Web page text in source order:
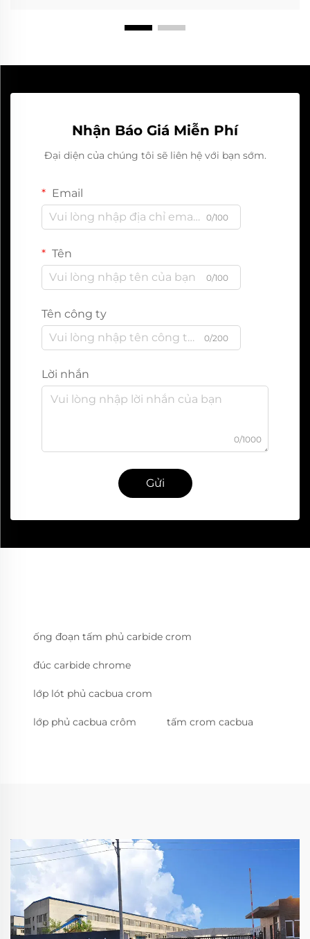
Nhận Báo Giá Miễn Phí
Đại diện của chúng tôi sẽ liên hệ với bạn sớm.
Email
0/100
Tên
0/100
Tên công ty
0/200
Lời nhắn
0/1000
Gửi
ống đoạn tấm phủ carbide crom
đúc carbide chrome
lớp lót phủ cacbua crom
lớp phủ cacbua crôm tấm crom cacbua